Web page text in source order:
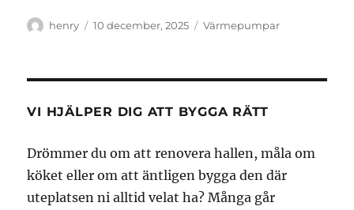
Författare
henry
Publicerat
10 december, 2025 Kategorier
Värmepumpar
VI HJÄLPER DIG ATT BYGGA RÄTT
Drömmer du om att renovera hallen, måla om
köket eller om att äntligen bygga den där
uteplatsen ni alltid velat ha? Många går